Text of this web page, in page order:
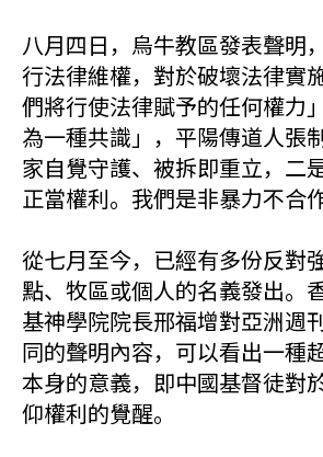
八月四日，烏牛教區發表聲明
行法律維權，對於破壞法律實
們將行使法律賦予的任何權力
為一種共識」，平陽傳道人張
家自覺守護、被拆即重立，二
正當權利。我們是非暴力不合作
從七月至今，已經有多份反對
點、牧區或個人的名義發出。
基神學院院長邢福增對亞洲週
同的聲明內容，可以看出一種
本身的意義，即中國基督徒對
仰權利的覺醒。